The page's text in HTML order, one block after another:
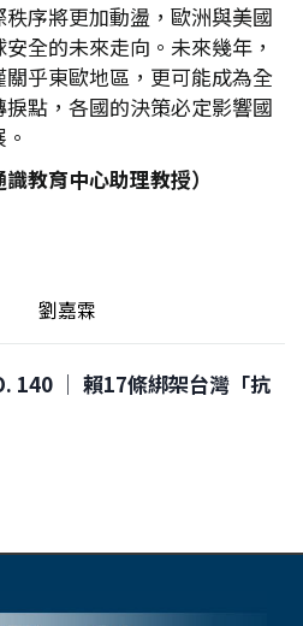
序將更加動盪，歐洲與美國
全的未來走向。未來幾年，
乎東歐地區，更可能成為全
點，各國的決策必定影響國
教育中心助理教授）
劉嘉霖
140 │ 賴17條綁架台灣「抗